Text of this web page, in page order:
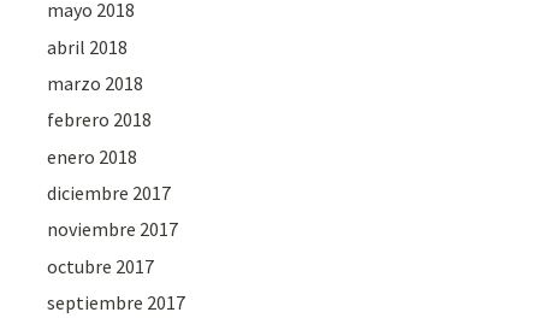
mayo 2018
abril 2018
marzo 2018
febrero 2018
enero 2018
diciembre 2017
noviembre 2017
octubre 2017
septiembre 2017